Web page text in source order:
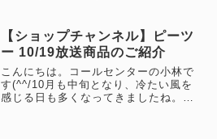
5/27（木）７時からショップチャンネ
ルで上質ごこちの放送があります...
【ショップチャンネル】ピーツ
ー 10/19放送商品のご紹介
こんにちは。コールセンターの小林で
す(^^/10月も中旬となり、冷たい風を
感じる日も多くなってきましたね。皆